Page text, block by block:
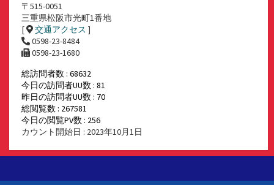
〒515-0051
三重県松阪市光町1番地
[
交通アクセス ]
0598-23-8484
0598-23-1680
総訪問者数 : 68632
今日の訪問者UU数 : 81
昨日の訪問者UU数 : 70
総閲覧数 : 267581
今日の閲覧PV数 : 256
カウント開始日 : 2023年10月1日